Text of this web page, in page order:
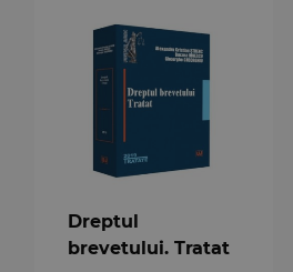
Dreptul
brevetului. Tratat